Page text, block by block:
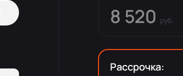
8 520 руб.
Рассрочка: